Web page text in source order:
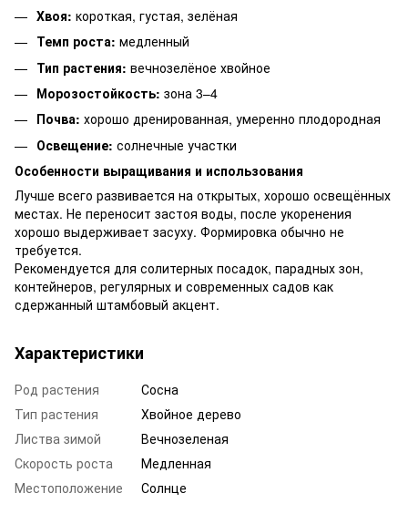
Хвоя: короткая, густая, зелёная
Темп роста: медленный
Тип растения: вечнозелёное хвойное
Морозостойкость: зона 3–4
Почва: хорошо дренированная, умеренно плодородная
Освещение: солнечные участки
Особенности выращивания и использования
Лучше всего развивается на открытых, хорошо освещённых
местах. Не переносит застоя воды, после укоренения
хорошо выдерживает засуху. Формировка обычно не
требуется.
Рекомендуется для солитерных посадок, парадных зон,
контейнеров, регулярных и современных садов как
сдержанный штамбовый акцент.
Характеристики
Род растения
Сосна
Тип растения
Хвойное дерево
Листва зимой
Вечнозеленая
Скорость роста
Медленная
Местоположение
Солнце